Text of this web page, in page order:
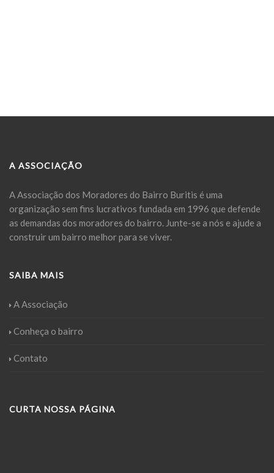
A ASSOCIAÇÃO
A Associação dos Moradores do Bairro Buritis é uma
organização sem fins lucrativos fundada em 1996 que defende
as demandas dos moradores do bairro. Junte-se a nós e ajude a
construir um bairro melhor para se viver.
SAIBA MAIS
A Associação
Conheça o bairro
Contato
CURTA NOSSA PÁGINA